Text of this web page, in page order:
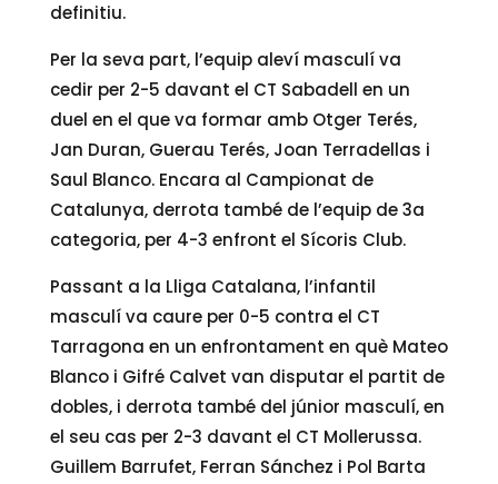
definitiu.
Per la seva part, l’equip aleví masculí va
cedir per 2-5 davant el CT Sabadell en un
duel en el que va formar amb Otger Terés,
Jan Duran, Guerau Terés, Joan Terradellas i
Saul Blanco. Encara al Campionat de
Catalunya, derrota també de l’equip de 3a
categoria, per 4-3 enfront el Sícoris Club.
Passant a la Lliga Catalana, l’infantil
masculí va caure per 0-5 contra el CT
Tarragona en un enfrontament en què Mateo
Blanco i Gifré Calvet van disputar el partit de
dobles, i derrota també del júnior masculí, en
el seu cas per 2-3 davant el CT Mollerussa.
Guillem Barrufet, Ferran Sánchez i Pol Barta